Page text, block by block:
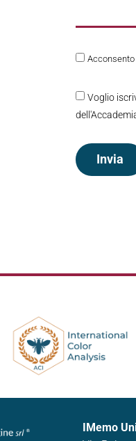
Acconsento
Voglio
Invia
IMemo